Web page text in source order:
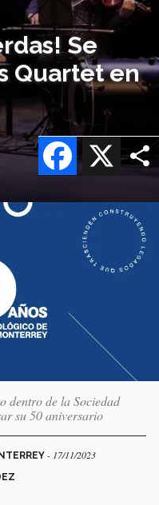
Se
Quartet en
X
Facebook
dentro de la Sociedad
su 50 aniversario
- 17/11/2023